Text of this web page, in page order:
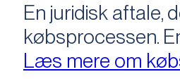
En juridisk aftale,
købsprocessen​​.
Læs mere om